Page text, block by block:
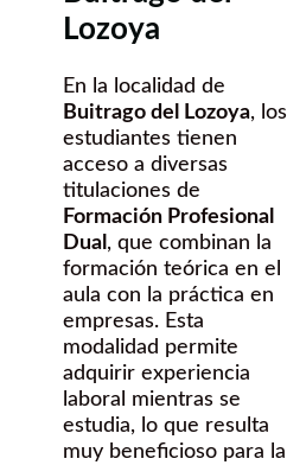
Lozoya
En la localidad de
Buitrago del Lozoya, los
estudiantes tienen
acceso a diversas
titulaciones de
Formación Profesional
Dual , que combinan la
formación teórica en el
aula con la práctica en
empresas. Esta
modalidad permite
adquirir experiencia
laboral mientras se
estudia, lo que resulta
muy beneficioso para la